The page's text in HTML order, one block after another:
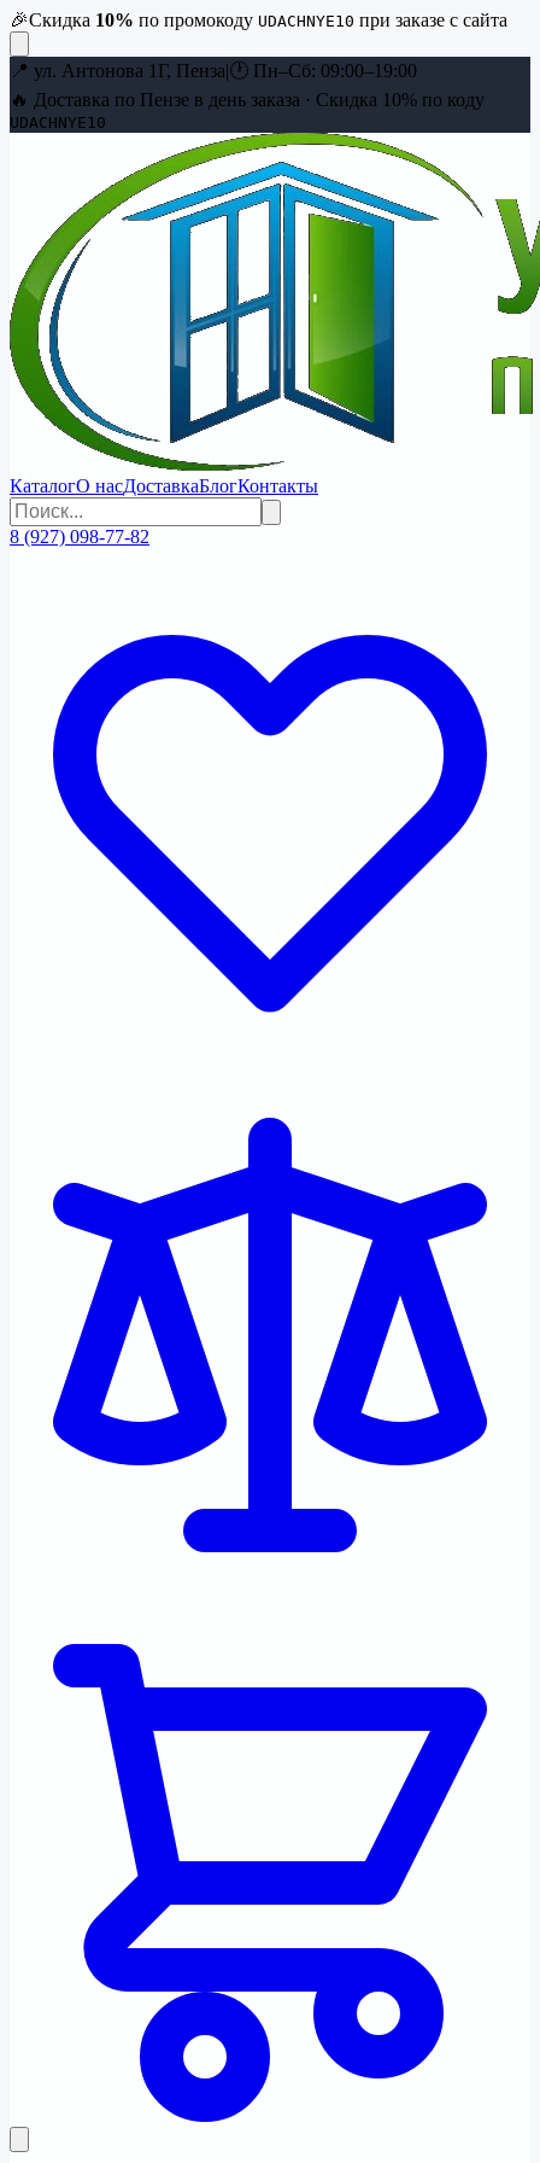
🎉Скидка 10% по промокоду UDACHNYE10 при заказе с сайта
📍 ул. Антонова 1Г, Пенза|🕐 Пн–Сб: 09:00–19:00
🔥 Доставка по Пензе в день заказа · Скидка 10% по коду
UDACHNYE10
КаталогО насДоставкаБлогКонтакты
8 (927) 098-77-82